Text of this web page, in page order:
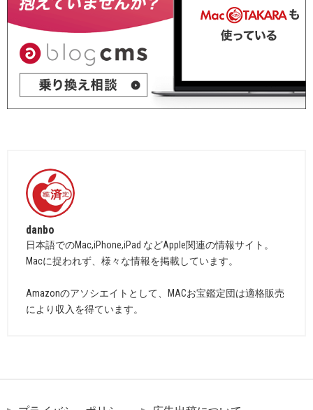
danbo
日本語でのMac,iPhone,iPad などApple関連の情報サイト。
Macに捉われず、様々な情報を掲載しています。
Amazonのアソシエイトとして、MACお宝鑑定団は適格販売
により収入を得ています。